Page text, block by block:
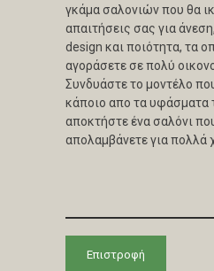
γκάμα σαλονιών που θα
απαιτήσεις σας για
design και ποιότητα, τα
αγοράσετε σε πολύ
Συνδυάστε το μοντέλο
κάποιο απο τα υφάσματα
αποκτήστε ένα σαλόνι
απολαμβάνετε για πολλά
Επιστροφή